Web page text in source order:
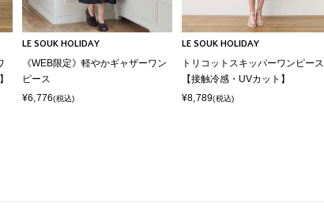
LE SOUK HOLIDAY
《WEB限定》軽やかギャザーワン
ピース
¥6,776(税込)
LE SOUK HOLIDAY
トリコットスキッパーワンピース
【接触冷感・UVカット】
¥8,789(税込)